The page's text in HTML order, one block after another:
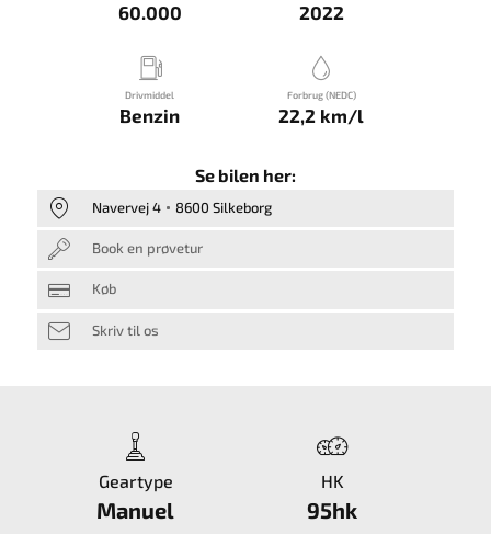
60.000 2022
Drivmiddel
Benzin
Forbrug (NEDC)
22,2 km/l
Se bilen her:
Navervej 4 8600 Silkeborg
Book en prøvetur
Køb
Skriv til os
Geartype
Manuel
HK
95hk